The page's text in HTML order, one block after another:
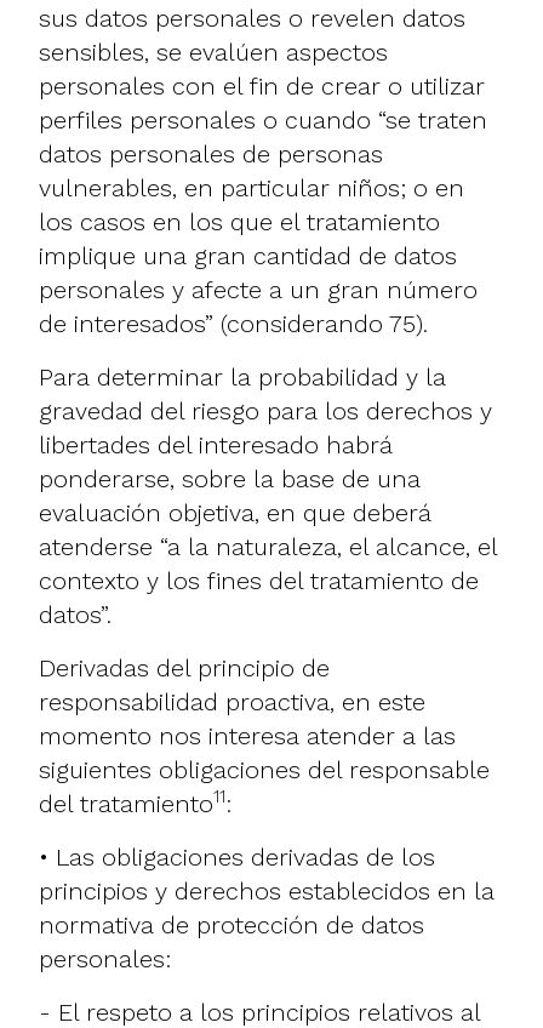
sus datos personales o revelen datos
sensibles, se evalúen aspectos
personales con el fin de crear o utilizar
perfiles personales o cuando “se traten
datos personales de personas
vulnerables, en particular niños; o en
los casos en los que el tratamiento
implique una gran cantidad de datos
personales y afecte a un gran número
de interesados” (considerando 75).
Para determinar la probabilidad y la
gravedad del riesgo para los derechos y
libertades del interesado habrá
ponderarse, sobre la base de una
evaluación objetiva, en que deberá
atenderse “a la naturaleza, el alcance, el
contexto y los fines del tratamiento de
datos”.
Derivadas del principio de
responsabilidad proactiva, en este
momento nos interesa atender a las
siguientes obligaciones del responsable
del tratamiento11:
• Las obligaciones derivadas de los
principios y derechos establecidos en la
normativa de protección de datos
personales:
- El respeto a los principios relativos al